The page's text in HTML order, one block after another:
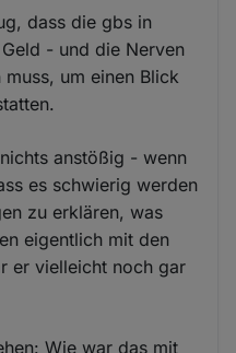
dass die gbs in
- und die Nerven
um einen Blick
anstößig - wenn
es schwierig werden
zu erklären, was
eigentlich mit den
er vielleicht noch gar
Wie war das mit